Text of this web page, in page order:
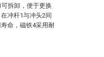
拆卸，便于更换
冲杆1与冲头2间
命，磁铁4采用耐